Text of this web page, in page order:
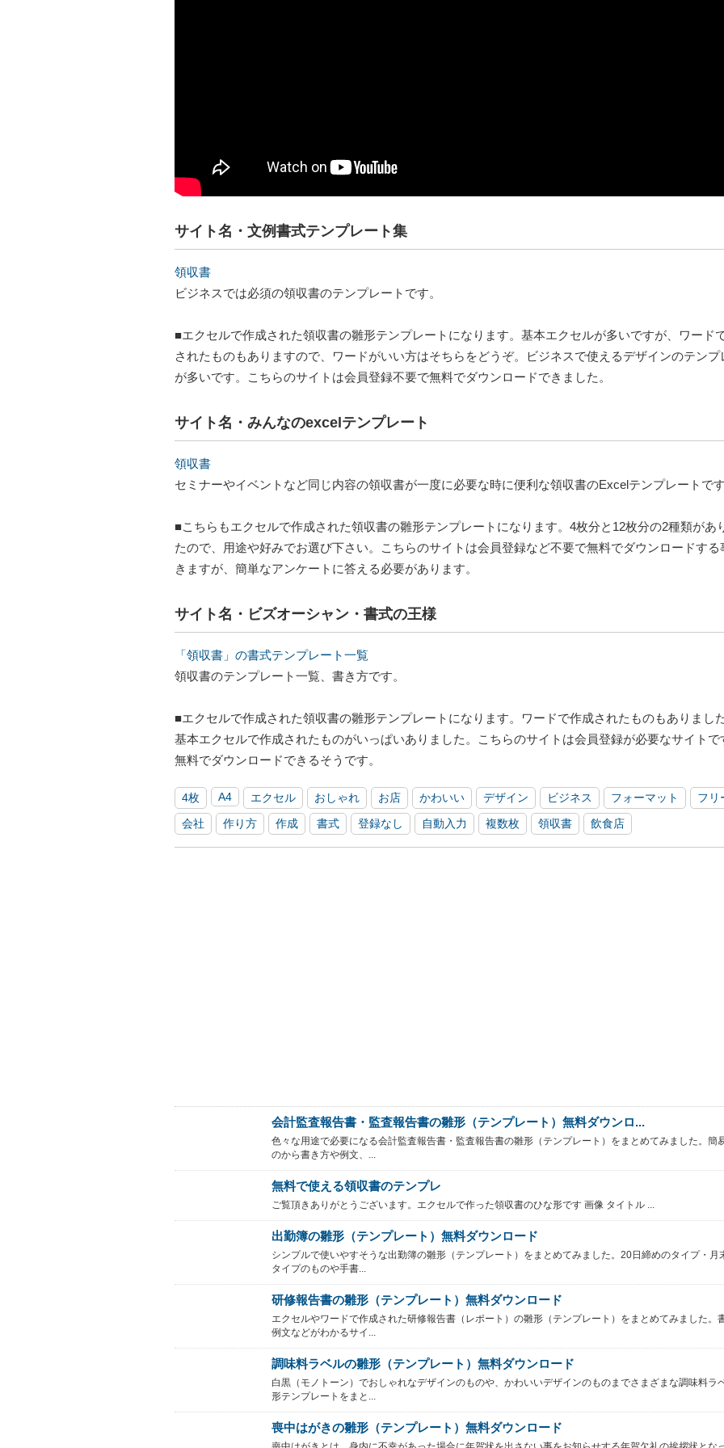
サイト名・文例書式テンプレート集
領収書
ビジネスでは必須の領収書のテンプレートです。
■エクセルで作成された領収書の雛形テンプレートになります。基本エクセルが多いですが、ワード
されたものもありますので、ワードがいい方はそちらをどうぞ。ビジネスで使えるデザインのテンプ
が多いです。こちらのサイトは会員登録不要で無料でダウンロードできました。
サイト名・みんなのexcelテンプレート
領収書
セミナーやイベントなど同じ内容の領収書が一度に必要な時に便利な領収書のExcelテンプレートです
■こちらもエクセルで作成された領収書の雛形テンプレートになります。4枚分と12枚分の2種類があ
たので、用途や好みでお選び下さい。こちらのサイトは会員登録など不要で無料でダウンロードする
きますが、簡単なアンケートに答える必要があります。
サイト名・ビズオーシャン・書式の王様
「領収書」の書式テンプレート一覧
領収書のテンプレート一覧、書き方です。
■エクセルで作成された領収書の雛形テンプレートになります。ワードで作成されたものもありました
基本エクセルで作成されたものがいっぱいありました。こちらのサイトは会員登録が必要なサイトで
無料でダウンロードできるそうです。
4枚 A4 エクセル おしゃれ お店 かわいい デザイン ビジネス フォーマット
フリ
会社
作り方 作成 書式 登録なし 自動入力 複数枚 領収書 飲食店
会計監査報告書・監査報告書の雛形（テンプレート）無料ダウンロ...
色々な用途で必要になる会計監査報告書・監査報告書の雛形（テンプレート）をまとめてみました。簡
のから書き方や例文、...
無料で使える領収書のテンプレ
ご覧頂きありがとうございます。エクセルで作った領収書のひな形です 画像 タイトル ...
出勤簿の雛形（テンプレート）無料ダウンロード
シンプルで使いやすそうな出勤簿の雛形（テンプレート）をまとめてみました。20日締めのタイプ・月
タイプのものや手書...
研修報告書の雛形（テンプレート）無料ダウンロード
エクセルやワードで作成された研修報告書（レポート）の雛形（テンプレート）をまとめてみました。
例文などがわかるサイ...
調味料ラベルの雛形（テンプレート）無料ダウンロード
白黒（モノトーン）でおしゃれなデザインのものや、かわいいデザインのものまでさまざまな調味料ラ
形テンプレートをまと...
喪中はがきの雛形（テンプレート）無料ダウンロード